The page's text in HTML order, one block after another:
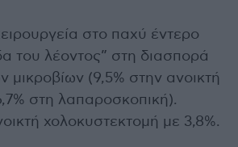
στο παχύ έντερο
του λέοντος” στη διασπορά
μικροβίων (9,5% στην ανοικτή
στη λαπαροσκοπική).
χολοκυστεκτομή με 3,8%.